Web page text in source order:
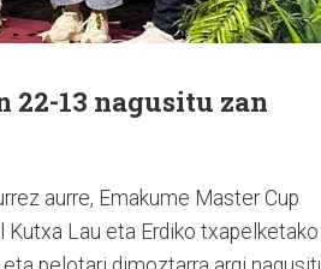
22-13 nagusitu zan
aurre, Emakume Master Cup
Lau eta Erdiko txapelketako